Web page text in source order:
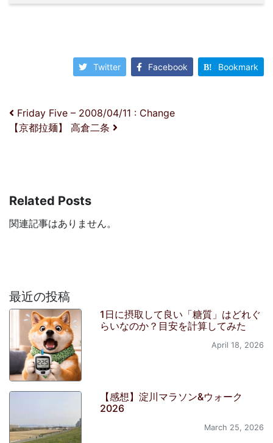
Twitter Facebook Bookmark
投稿ナビゲーション
Friday Five – 2008/04/11 : Change
【京都拉麺】 高倉二条
Related Posts
関連記事はありません。
最近の投稿
1日に摂取して良い「糖質」はどれぐ
らいなのか？目安を計算してみた
April 18, 2026
【感想】淀川マラソン&ウォーク
2026
March 25, 2026